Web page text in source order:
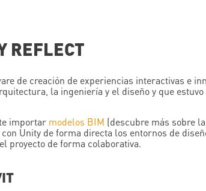
REFLECT
de creación de experiencias interactivas e
la ingeniería y el diseño y que
importar modelos BIM (descubre más sobre la
con Unity de forma directa los entornos de
proyecto de forma colaborativa.